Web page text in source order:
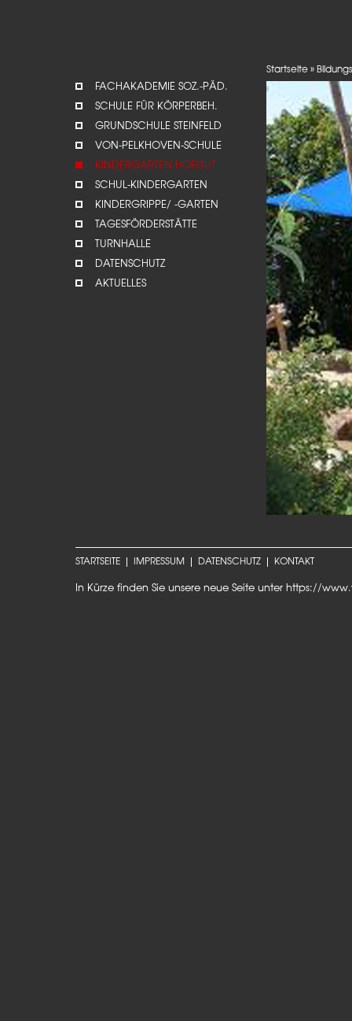
FACHAKADEMIE SOZ.-PÄD.
SCHULE FÜR KÖRPERBEH.
GRUNDSCHULE STEINFELD
VON-PELKHOVEN-SCHULE
KINDERGARTEN HOFGUT
SCHUL-KINDERGARTEN
KINDERGRIPPE/ -GARTEN
TAGESFÖRDERSTÄTTE
TURNHALLE
DATENSCHUTZ
AKTUELLES
Startseite »
STARTSEITE IMPRESSUM DATENSCHUTZ KONTAKT
In Kürze finden Sie unsere neue Seite unter https://